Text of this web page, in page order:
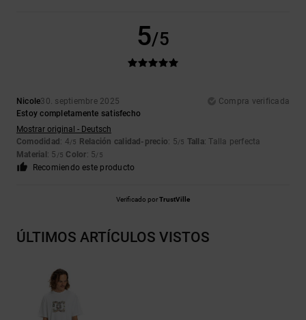
5/5
Nicole30. septiembre 2025
Compra verificada
Estoy completamente satisfecho
Mostrar original - Deutsch
Comodidad : 4/5 Relación calidad-precio: 5/5 Talla: Talla perfecta
Material : 5 /5 Color: 5/5
Recomiendo este producto
Verificado porTrustVille
ÚLTIMOS ARTÍCULOS VISTOS